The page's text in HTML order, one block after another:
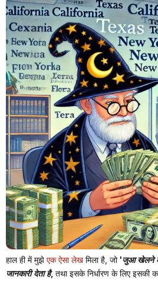
हाल ही में मुझे एक ऐसा लेख मिला है, जो 'जुआ खेलने
जानकारी देता है, तथा इसके निर्धारण के लिए इसकी